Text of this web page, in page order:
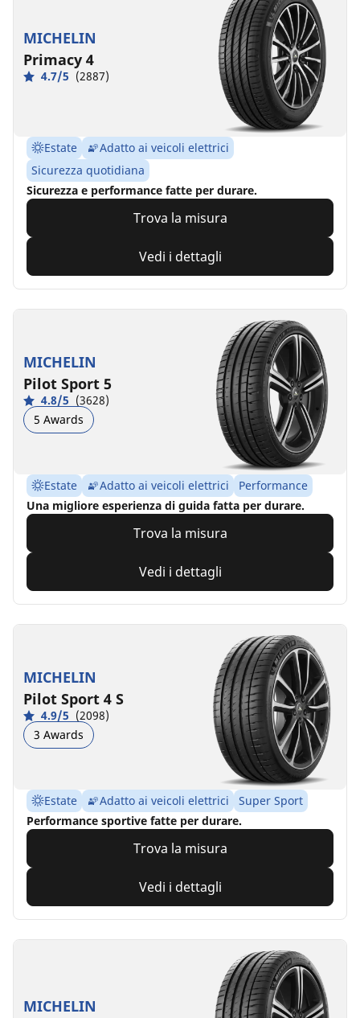
MICHELIN
Primacy 4
4.7/5 (2887)
Estate
Adatto ai veicoli elettrici
Sicurezza quotidiana
Sicurezza e performance fatte per durare.
Trova la misura
Vedi i dettagli
MICHELIN
Pilot Sport 5
4.8/5 (3628)
5 Awards
Estate Adatto ai veicoli elettrici
Performance
Una migliore esperienza di guida fatta per durare.
Trova la misura
Vedi i dettagli
MICHELIN
Pilot Sport 4 S
4.9/5 (2098)
3 Awards
Estate Adatto ai veicoli elettrici
Super Sport
Performance sportive fatte per durare.
Trova la misura
Vedi i dettagli
MICHELIN